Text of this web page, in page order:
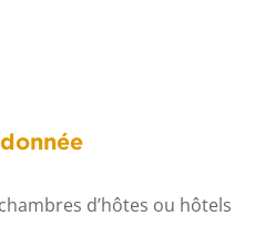
d’hôtes ou hôtels